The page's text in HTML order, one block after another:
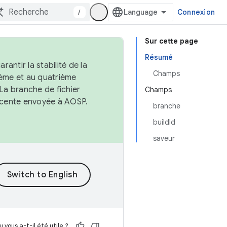
/ Connexion
Sur cette page
Résumé
Champs
Champs
branche
buildId
saveur
la stabilité de la
et au quatrième
branche de fichier
envoyée à AOSP.